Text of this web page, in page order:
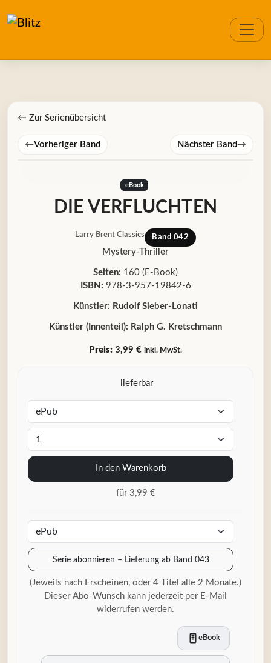
← Zur Serienübersicht
←Vorheriger Band Nächster Band→
eBook
DIE VERFLUCHTEN
Larry Brent Classics Band 042
Mystery-Thriller
Seiten: 160 (E-Book)
ISBN: 978-3-957-19842-6
Künstler: Rudolf Sieber-Lonati
Künstler (Innenteil): Ralph G. Kretschmann
Preis: 3,99 € inkl. MwSt.
lieferbar
In den Warenkorb
für 3,99 €
Serie abonnieren – Lieferung ab Band 043
(Jeweils nach Erscheinen, oder 4 Titel alle 2 Monate.)
Dieser Abo-Wunsch kann jederzeit per E-Mail
widerrufen werden.
eBook